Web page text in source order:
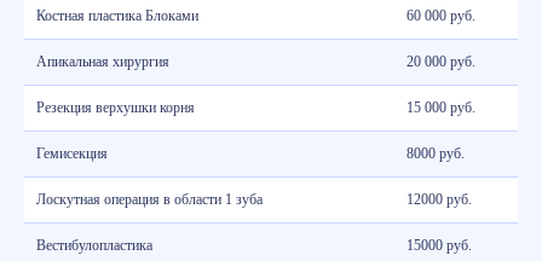
Костная пластика Блоками 60 000 руб.
Апикальная хирургия 20 000 руб.
Резекция верхушки корня 15 000 руб.
Гемисекция 8000 руб.
Лоскутная операция в области 1 зуба 12000 руб.
Вестибулопластика 15000 руб.
бесплатных услуг, предусмотренных программой ОМС.